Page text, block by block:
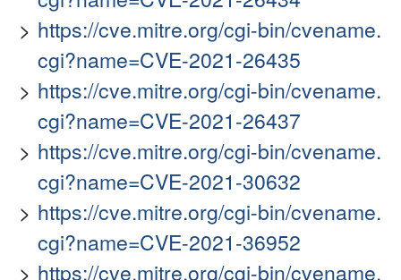
https://cve.mitre.org/cgi-bin/cvename.
cgi?name=CVE-2021-26435
https://cve.mitre.org/cgi-bin/cvename.
cgi?name=CVE-2021-26437
https://cve.mitre.org/cgi-bin/cvename.
cgi?name=CVE-2021-30632
https://cve.mitre.org/cgi-bin/cvename.
cgi?name=CVE-2021-36952
https://cve.mitre.org/cgi-bin/cvename.